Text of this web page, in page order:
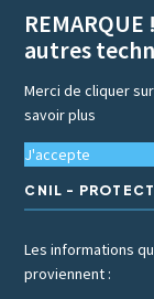
autres
Merci de cliquer
savoir plus
J'accepte
CNIL -
Les informations
proviennent :